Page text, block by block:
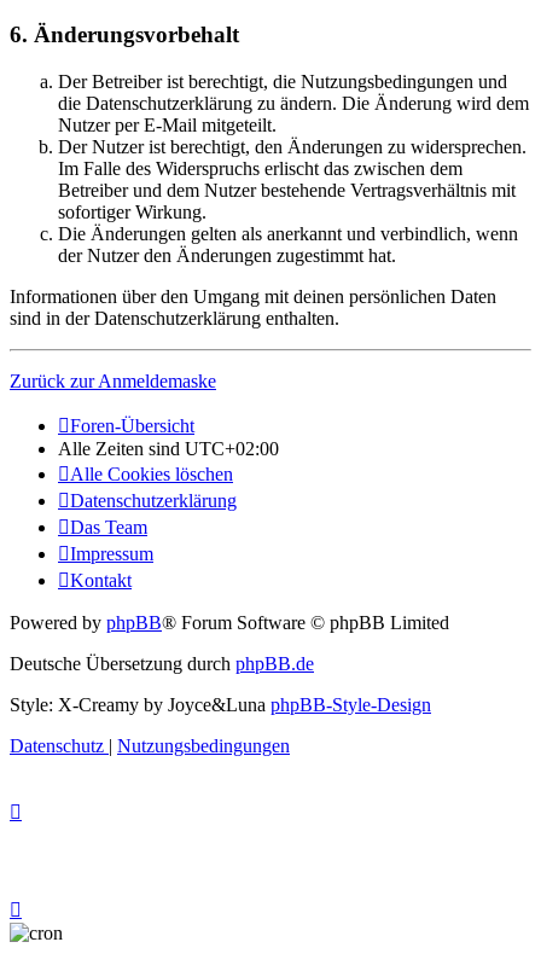
6. Änderungsvorbehalt
Der Betreiber ist berechtigt, die Nutzungsbedingungen und
die Datenschutzerklärung zu ändern. Die Änderung wird dem
Nutzer per E-Mail mitgeteilt.
Der Nutzer ist berechtigt, den Änderungen zu widersprechen.
Im Falle des Widerspruchs erlischt das zwischen dem
Betreiber und dem Nutzer bestehende Vertragsverhältnis mit
sofortiger Wirkung.
Die Änderungen gelten als anerkannt und verbindlich, wenn
der Nutzer den Änderungen zugestimmt hat.
Informationen über den Umgang mit deinen persönlichen Daten
sind in der Datenschutzerklärung enthalten.
Zurück zur Anmeldemaske
Foren-Übersicht
Alle Zeiten sind UTC+02:00
Alle Cookies löschen
Datenschutzerklärung
Das Team
Impressum
Kontakt
Powered by phpBB® Forum Software © phpBB Limited
Deutsche Übersetzung durch phpBB.de
Style: X-Creamy by Joyce&Luna phpBB-Style-Design
Datenschutz | Nutzungsbedingungen